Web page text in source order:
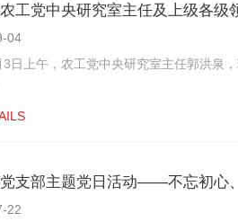
工党中央研究室主任及上级各级
04
日上午，农工党中央研究室主任郭洪泉
支部主题党日活动——不忘初心
22